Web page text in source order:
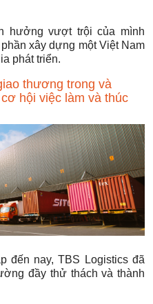
hưởng vượt trội của mình
xây dựng một Việt Nam
phát triển.
thương trong và
hội việc làm và thúc
đến nay, TBS Logistics đã
đầy thử thách và thành